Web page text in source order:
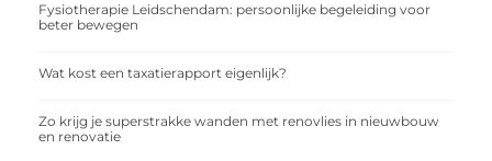
Fysiotherapie Leidschendam: persoonlijke begeleiding voor
beter bewegen
Wat kost een taxatierapport eigenlijk?
Zo krijg je superstrakke wanden met renovlies in nieuwbouw
en renovatie